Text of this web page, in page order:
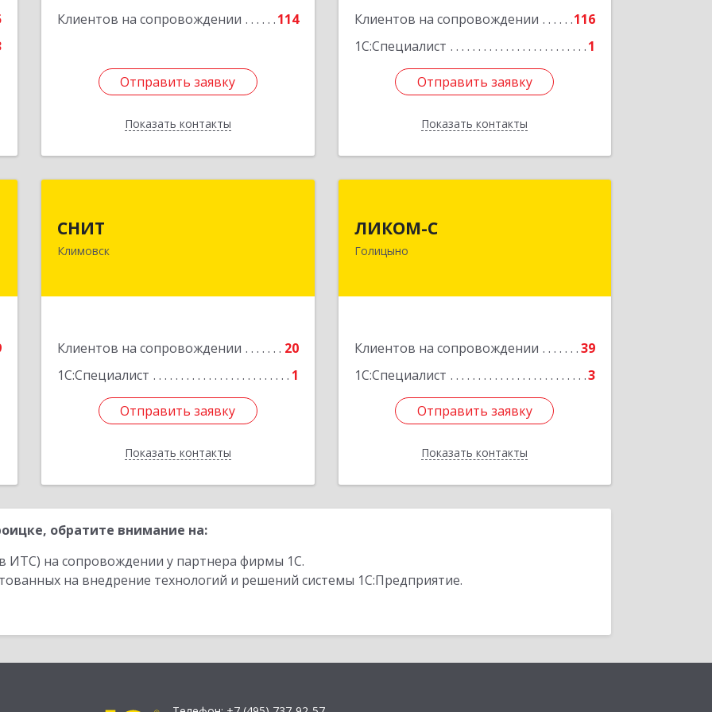
Клиентов на сопровождении 114
Отправить заявку
Показать контакты
Подробнее
Отправить заявку
Назад
Клиентов на сопровождении
116
1С:Специалист
1
Отправить заявку
Показать контакты
Отправить заявку
Назад
СНИТ
Климовск
Клиентов на сопровождении
20
1С:Специалист
1
Отправить заявку
Показать контакты
Подробнее
Отправить заявку
Назад
ЛИКОМ-С
Голицыно
Клиентов на сопровождении
39
1С:Специалист
3
Отправить заявку
Показать контакты
Одинцовский р-н, Голицыно г,
Отправить заявку
Назад
обратите внимание на:
ИТС) на сопровождении у партнера фирмы 1С.
на внедрение технологий и решений системы 1С:Предприятие.